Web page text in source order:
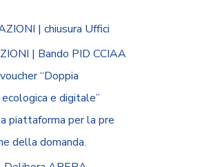
| chiusura Uffici
| Bando PID CCIAA
“Doppia
e digitale”
piattaforma per la pre
della domanda.